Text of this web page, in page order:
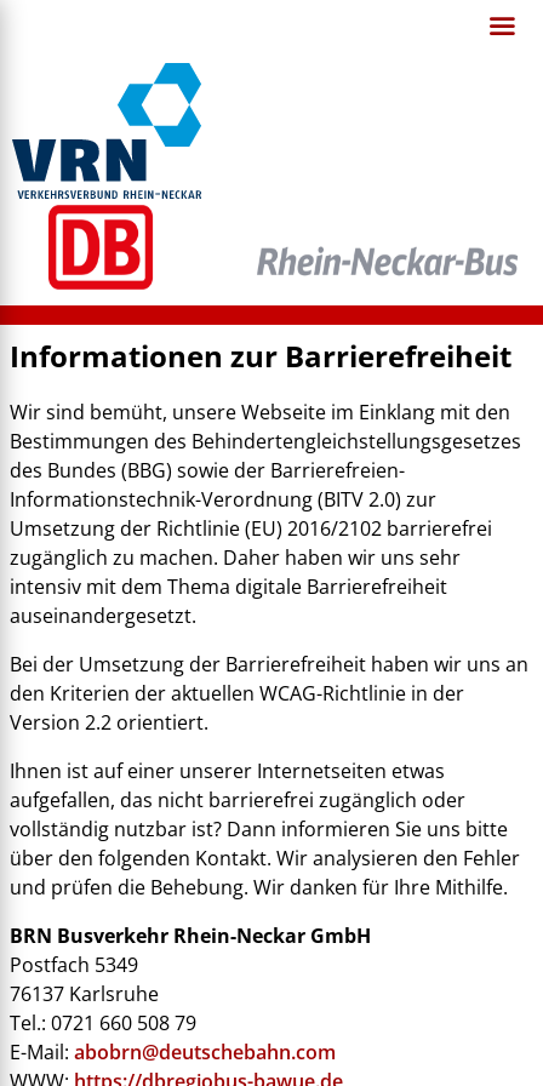
Informationen zur Barrierefreiheit
Wir sind bemüht, unsere Webseite im Einklang mit den
Bestimmungen des Behindertengleichstellungsgesetzes
des Bundes (BBG) sowie der Barrierefreien-
Informationstechnik-Verordnung (BITV 2.0) zur
Umsetzung der Richtlinie (EU) 2016/2102 barrierefrei
zugänglich zu machen. Daher haben wir uns sehr
intensiv mit dem Thema digitale Barrierefreiheit
auseinandergesetzt.
Bei der Umsetzung der Barrierefreiheit haben wir uns an
den Kriterien der aktuellen WCAG-Richtlinie in der
Version 2.2 orientiert.
Ihnen ist auf einer unserer Internetseiten etwas
aufgefallen, das nicht barrierefrei zugänglich oder
vollständig nutzbar ist? Dann informieren Sie uns bitte
über den folgenden Kontakt. Wir analysieren den Fehler
und prüfen die Behebung. Wir danken für Ihre Mithilfe.
BRN Busverkehr Rhein-Neckar GmbH
Postfach 5349
76137 Karlsruhe
Tel.: 0721 660 508 79
E-Mail: abobrn@deutschebahn.com